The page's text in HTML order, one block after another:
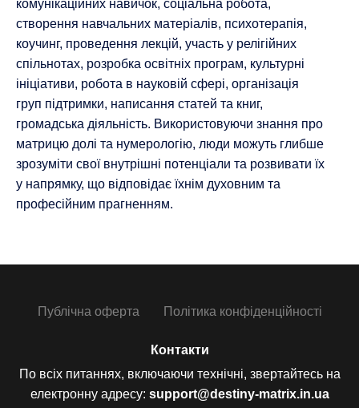
комунікаційних навичок, соціальна робота,
створення навчальних матеріалів, психотерапія,
коучинг, проведення лекцій, участь у релігійних
спільнотах, розробка освітніх програм, культурні
ініціативи, робота в науковій сфері, організація
груп підтримки, написання статей та книг,
громадська діяльність. Використовуючи знання про
матрицю долі та нумерологію, люди можуть глибше
зрозуміти свої внутрішні потенціали та розвивати їх
у напрямку, що відповідає їхнім духовним та
професійним прагненням.
Публічна оферта Політика конфіденційності
Контакти
По всіх питаннях, включаючи технічні, звертайтесь на
електронну адресу: support@destiny-matrix.in.ua